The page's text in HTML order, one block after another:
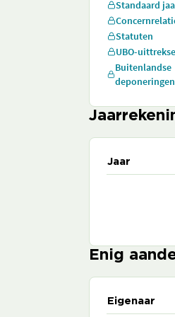
Standaard
Statuten
UBO-
Buitenlandse
deponeringen
Jaar
Enig
Eigenaar